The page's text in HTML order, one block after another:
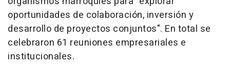
oportunidades de colaboración, inversión y
desarrollo de proyectos conjuntos". En total se
celebraron 61 reuniones empresariales e
institucionales.